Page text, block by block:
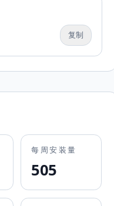
复制
每周安装量
505